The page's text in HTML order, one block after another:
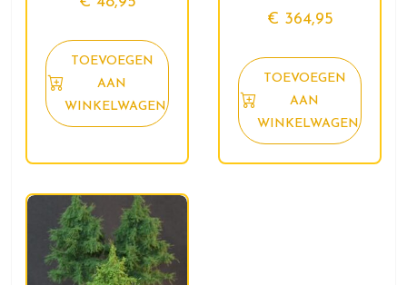
TOEVOEGEN
AAN
WINKELWAGEN
€ 364,95
TOEVOEGEN
AAN
WINKELWAGEN